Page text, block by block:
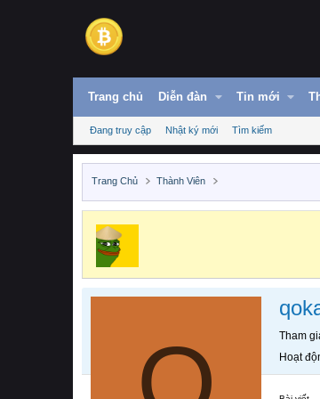
Trang chủ Diễn đàn Tin mới
Đang truy cập Nhật ký mới Tìm kiếm
Trang Chủ Thành Viên
Tham
Hoạt